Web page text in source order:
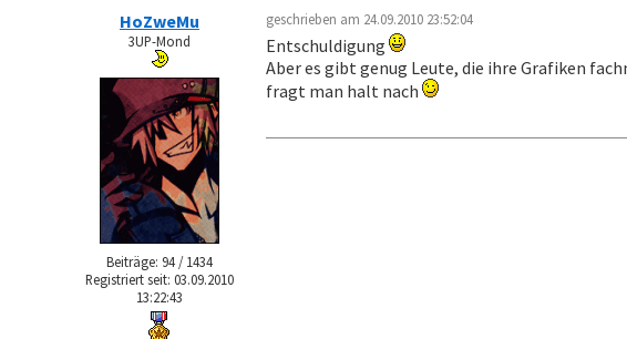
HoZweMu
3UP-Mond
Beiträge: 94 / 1434
Registriert seit: 03.09.2010
13:22:43
geschrieben am 24.09.2010 23:52:04
Entschuldigung
Aber es gibt genug Leute, die ihre Grafiken
fragt man halt nach